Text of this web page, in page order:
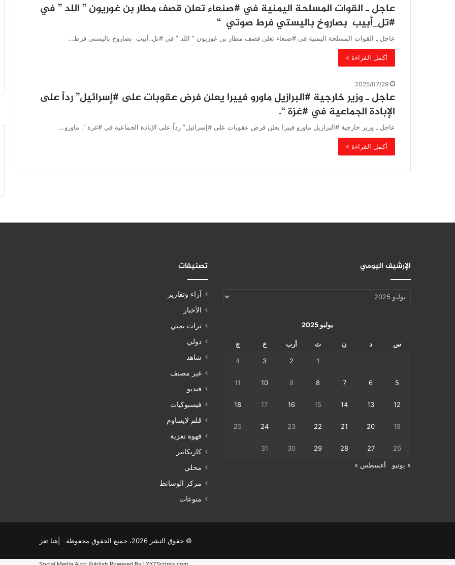
عاجل ـ القوات المسلحة اليمنية في #صنعاء تعلن قصف مطار بن غوريون ” اللد ” في
#تل_أبيب بصاروخ باليستي فرط صوتي “
عاجل ـ القوات المسلحة اليمنية في #صنعاء تعلن قصف مطار بن غوريون ” اللد ” في #تل_أبيب بصاروخ باليستي فرط…
أكمل القراءة »
2025/07/29
عاجل ـ وزير خارجية #البرازيل ماورو فييرا يعلن فرض عقوبات على #إسرائيل” رداً على
الإبادة الجماعية في #غزة “.
عاجل ـ وزير خارجية #البرازيل ماورو فييرا يعلن فرض عقوبات على #إسرائيل” رداً على الإبادة الجماعية في #غزة “. ماورو…
أكمل القراءة »
الإرشيف اليومي
الإرشيف
يوليو 2025
س د ن ث أرب خ ج
1
2
3
4
5
6
7
8
9
10
11
12
13
14
15
16
17
18
19
20
21
22
23
24
25
26
27
28
29
30
31
« يونيو أغسطس »
تصنيفات
آراء وتقارير
الأخبار
تراث يمني
دولي
شاهد
غير مصنف
فيديو
فيسبوكيات
قلم لايساوم
قهوة تعزية
كاريكاتير
محلي
مركز الوسائط
منوعات
© حقوق النشر 2026، جميع الحقوق محفوظة |هنا تعز